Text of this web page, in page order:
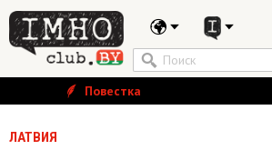
Повестка
ЛАТВИЯ